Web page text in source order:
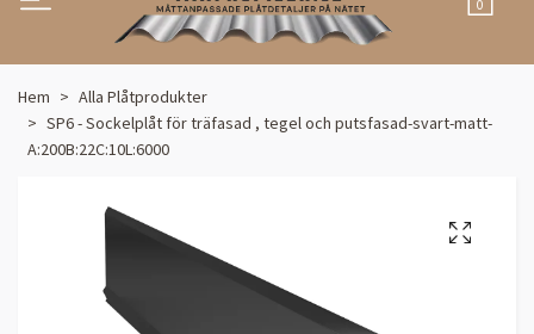
0
Hem
Alla Plåtprodukter
SP6 - Sockelplåt för träfasad , tegel och putsfasad-svart-matt-
A:200B:22C:10L:6000